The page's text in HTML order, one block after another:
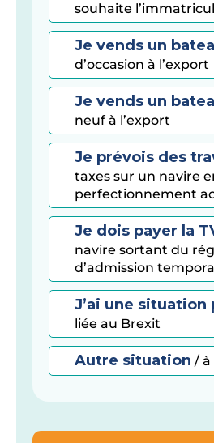
souhaite
Je vends un
d’occasion à l’export
Je vends un
neuf à l’export
Je prévois des
taxes sur un navire
perfectionnement
Je dois payer la
navire sortant du
d’admission
J’ai une
liée au Brexit
Autre situation / à